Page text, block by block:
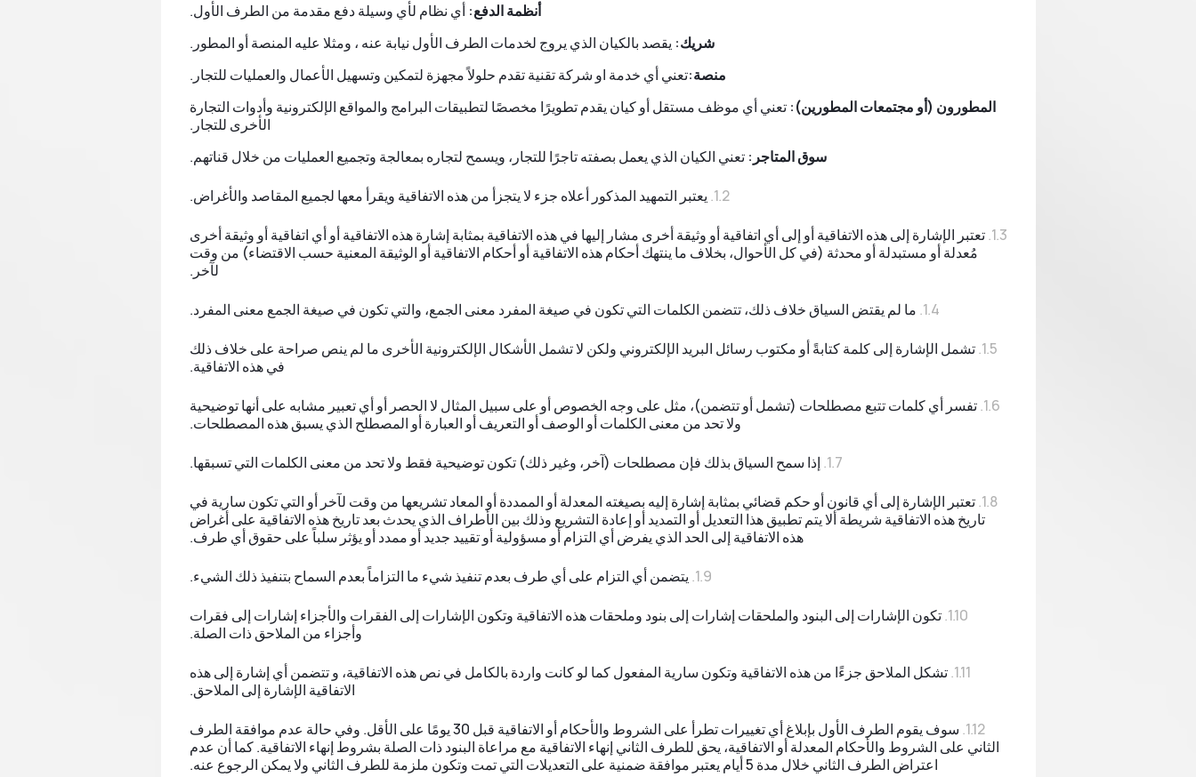
أنظمة الدفع:أي نظام لأي وسيلة دفع مقدمة من الطرف الأول.
شريك: يقصد بالكيان الذي يروج لخدمات الطرف الأول نيابة عنه ، ومثلا عليه المنصة أو المطور.
منصة:تعني أي خدمة او شركة تقنية تقدم حلولاً مجهزة لتمكين وتسهيل الأعمال والعمليات للتجار.
المطورون (أو مجتمعات المطورين): تعني أي موظف مستقل أو كيان يقدم تطويرًا مخصصًا لتطبيقات البرامج والمواقع الإلكترونية وأدوات التجارة
الأخرى للتجار.
سوق المتاجر: تعني الكيان الذي يعمل بصفته تاجرًا للتجار، ويسمح لتجاره بمعالجة وتجميع العمليات من خلال قناتهم.
يعتبر التمهيد المذكور أعلاه جزء لا يتجزأ من هذه الاتفاقية ويقرأ معها لجميع المقاصد والأغراض.
تعتبر الإشارة إلى هذه الاتفاقية أو إلى أي اتفاقية أو وثيقة أخرى مشار إليها في هذه الاتفاقية بمثابة إشارة هذه الاتفاقية أو أي اتفاقية أو وثيقة أخرى
مُعدلة أو مستبدلة أو محدثة (في كل الأحوال، بخلاف ما ينتهك أحكام هذه الاتفاقية أو أحكام الاتفاقية أو الوثيقة المعنية حسب الاقتضاء) من وقت
لآخر.
ما لم يقتض السياق خلاف ذلك، تتضمن الكلمات التي تكون في صيغة المفرد معنى الجمع، والتي تكون في صيغة الجمع معنى المفرد.
تشمل الإشارة إلى كلمة كتابةً أو مكتوب رسائل البريد الإلكتروني ولكن لا تشمل الأشكال الإلكترونية الأخرى ما لم ينص صراحة على خلاف ذلك
في هذه الاتفاقية.
تفسر أي كلمات تتبع مصطلحات (تشمل أو تتضمن)، مثل على وجه الخصوص أو على سبيل المثال لا الحصر أو أي تعبير مشابه على أنها توضيحية
ولا تحد من معنى الكلمات أو الوصف أو التعريف أو العبارة أو المصطلح الذي يسبق هذه المصطلحات.
إذا سمح السياق بذلك فإن مصطلحات (آخر، وغير ذلك) تكون توضيحية فقط ولا تحد من معنى الكلمات التي تسبقها.
تعتبر الإشارة إلى أي قانون أو حكم قضائي بمثابة إشارة إليه بصيغته المعدلة أو الممددة أو المعاد تشريعها من وقت لآخر أو التي تكون سارية في
تاريخ هذه الاتفاقية شريطة ألا يتم تطبيق هذا التعديل أو التمديد أو إعادة التشريع وذلك بين الأطراف الذي يحدث بعد تاريخ هذه الاتفاقية على أغراض
هذه الاتفاقية إلى الحد الذي يفرض أي التزام أو مسؤولية أو تقييد جديد أو ممدد أو يؤثر سلباً على حقوق أي طرف.
يتضمن أي التزام على أي طرف بعدم تنفيذ شيء ما التزاماً بعدم السماح بتنفيذ ذلك الشيء.
تكون الإشارات إلى البنود والملحقات إشارات إلى بنود وملحقات هذه الاتفاقية وتكون الإشارات إلى الفقرات والأجزاء إشارات إلى فقرات
وأجزاء من الملاحق ذات الصلة.
تشكل الملاحق جزءًا من هذه الاتفاقية وتكون سارية المفعول كما لو كانت واردة بالكامل في نص هذه الاتفاقية، و تتضمن أي إشارة إلى هذه
الاتفاقية الإشارة إلى الملاحق.
سوف يقوم الطرف الأول بإبلاغ أي تغييرات تطرأ على الشروط والأحكام أو الاتفاقية قبل 30 يومًا على الأقل. وفي حالة عدم موافقة الطرف
الثاني على الشروط والأحكام المعدلة أو الاتفاقية، يحق للطرف الثاني إنهاء الاتفاقية مع مراعاة البنود ذات الصلة بشروط إنهاء الاتفاقية. كما أن عدم
اعتراض الطرف الثاني خلال مدة 5 أيام يعتبر موافقة ضمنية على التعديلات التي تمت وتكون ملزمة للطرف الثاني ولا يمكن الرجوع عنه.